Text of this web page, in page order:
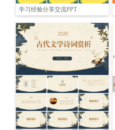
学习经验分享交流PPT